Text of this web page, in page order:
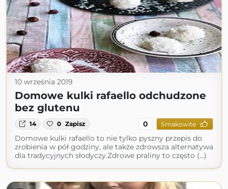
10 września 2019
Domowe kulki rafaello odchudzone
bez glutenu
14 0 Zapisz 0 Smakowite
Domowe kulki rafaello to nie tylko pyszny przepis do
zrobienia w pół godziny, ale także zdrowsza alternatywa
dla tradycyjnych słodyczy.Zdrowe praliny to często (...)